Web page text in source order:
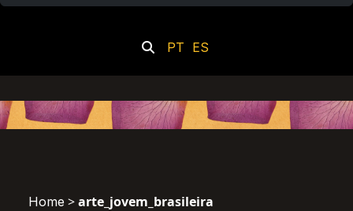
PT ES
Home >arte_jovem_brasileira